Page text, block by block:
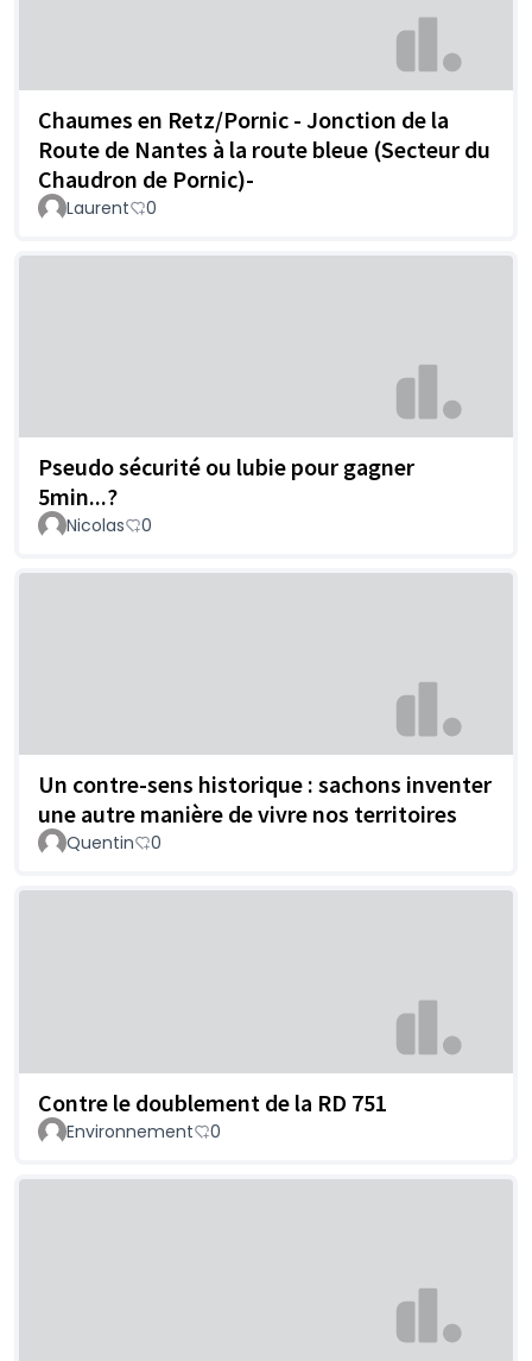
Chaumes en Retz/Pornic - Jonction de la
Route de Nantes à la route bleue (Secteur du
Chaudron de Pornic)-
Laurent 0
Pseudo sécurité ou lubie pour gagner
5min...?
Nicolas 0
Un contre-sens historique : sachons inventer
une autre manière de vivre nos territoires
Quentin 0
Contre le doublement de la RD 751
Environnement 0